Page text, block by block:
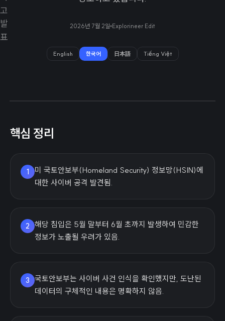
2026년 7월 2일 Explorineer Edit
English 한국어 日本語 Tiếng Việt
핵심 정리
1
미 국토안보부(Homeland Security) 정보망(HSIN)에
대한 사이버 공격 발견됨.
2
해당 침입은 5월 말부터 6월 초까지 발생하여 민감한
정보가 노출될 우려가 있음.
3
국토안보부는 사이버 사건 인식을 확인했지만, 도난된
데이터의 구체적인 내용은 명확하지 않음.